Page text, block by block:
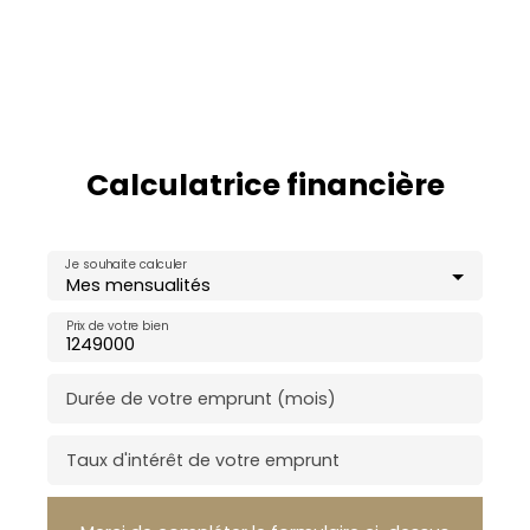
Calculatrice financière
Mes mensualités
Je souhaite calculer
Prix de votre bien
Durée de votre emprunt (mois)
Taux d'intérêt de votre emprunt